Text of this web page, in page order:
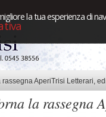
la tua esperienza di
rassegna AperiTrisi Letterari,
la rassegna